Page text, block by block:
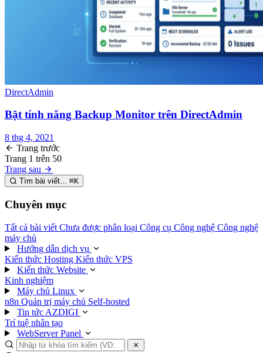
DirectAdmin
Bật tính năng Backup Monitor trên DirectAdmin
8 thg 4, 2021
Trang trước
Trang 1 trên 50
Trang sau
Tìm bài viết... ⌘K
Chuyên mục
Tất cả bài viết Chưa được phân loại Công cụ Công nghệ Công nghệ
máy chủ
Hướng dẫn dịch vụ
Kiến thức Hosting Kiến thức VPS
Kiến thức Website
Kinh nghiệm
Máy chủ Linux
n8n Quản trị máy chủ Self-hosted
Tin tức AZDIGI
Trí tuệ nhân tạo
WebServer Panel